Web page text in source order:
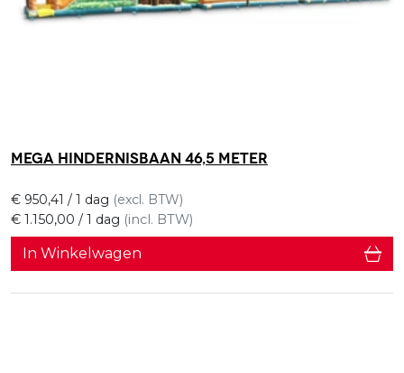
Mega hindernisbaan 46,5 meter
€ 1.150,00 / 1 dag (incl. BTW)
€ 950,41 / 1 dag (excl. BTW)
In Winkelwagen